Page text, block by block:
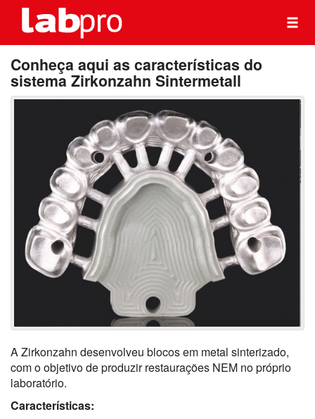
Conheça aqui as características do
sistema Zirkonzahn Sintermetall
A Zirkonzahn desenvolveu blocos em metal sinterizado,
com o objetivo de produzir restaurações NEM no próprio
laboratório.
Características: